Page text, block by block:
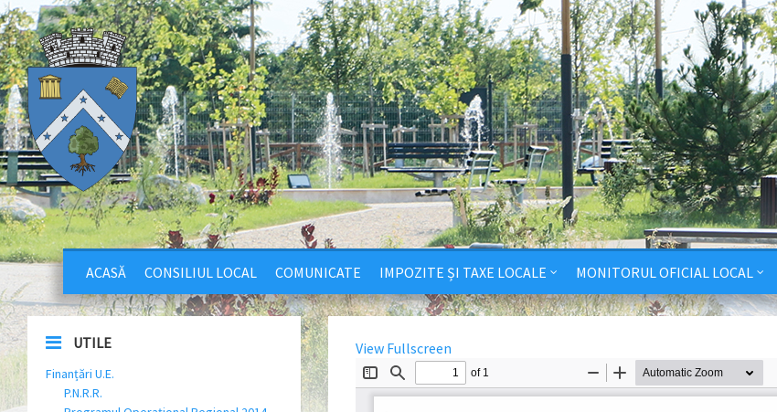
ACASĂ CONSILIUL LOCAL COMUNICATE IMPOZITE ȘI TAXE LOCALE MONITORUL OFICIAL LOCAL
View Fullscreen
UTILE
Finanțări U.E.
P.N.R.R.